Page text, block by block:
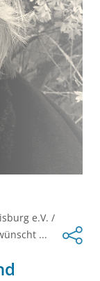
e.V. /
...